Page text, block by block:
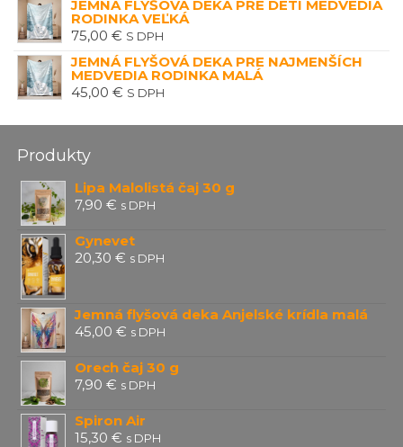
JEMNÁ FLYŠOVÁ DEKA PRE DETI MEDVEDIA
RODINKA VEĽKÁ
75,00 € S DPH
JEMNÁ FLYŠOVÁ DEKA PRE NAJMENŠÍCH
MEDVEDIA RODINKA MALÁ
45,00 € S DPH
Produkty
Lipa Malolistá čaj 30 g
7,90€ s DPH
Gynevet
20,30€ s DPH
Jemná flyšová deka Anjelské krídla malá
45,00€ s DPH
Orech čaj 30 g
7,90€ s DPH
Spiron Air
15,30€ s DPH